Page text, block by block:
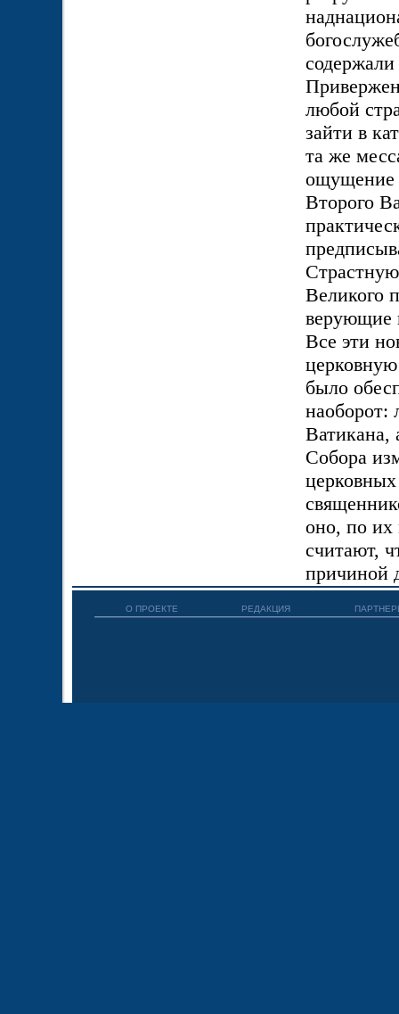
любой
зайти в
та же
ощущение
Второго
Великого
верующие
Все эти
было
наоборот:
Ватикана,
Собора
оно, по их
считают,
причиной
О ПРОЕКТЕ РЕДАКЦИЯ